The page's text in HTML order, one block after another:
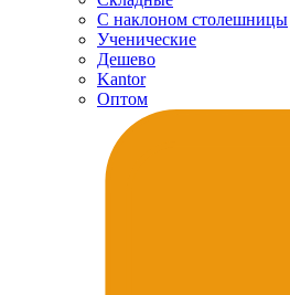
С наклоном столешницы
Ученические
Дешево
Kantor
Оптом